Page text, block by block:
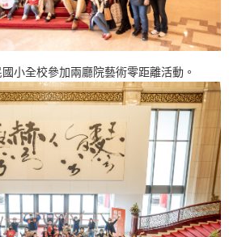
小全校參加兩廳院藝術零距離活動。